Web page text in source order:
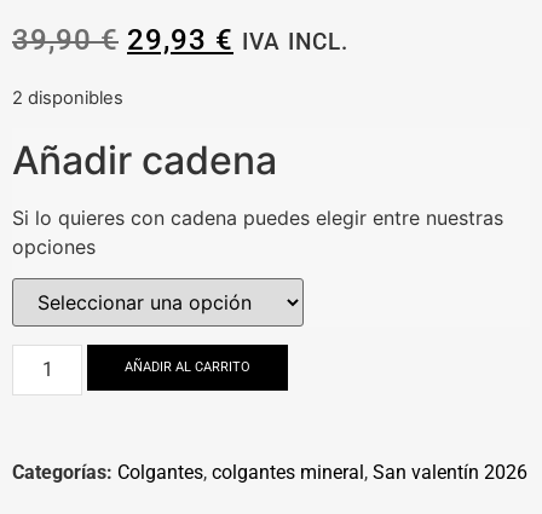
39,90€ 29,93 € IVA INCL.
2 disponibles
Añadir cadena
Si lo quieres con cadena puedes elegir entre nuestras
opciones
AÑADIR AL CARRITO
Categorías: Colgantes, colgantes mineral, San valentín 2026